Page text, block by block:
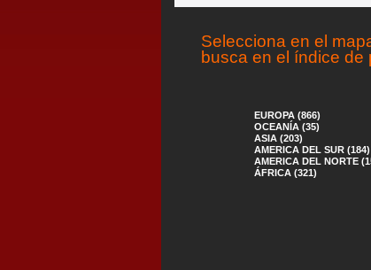
Selecciona en el
busca en el índice de
EUROPA (866)
OCEANÍA (35)
ASIA (203)
AMERICA DEL SUR (184)
AMERICA DEL NORTE
ÁFRICA (321)